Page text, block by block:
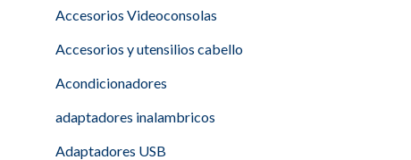
Accesorios Videoconsolas
Accesorios y utensilios cabello
Acondicionadores
adaptadores inalambricos
Adaptadores USB